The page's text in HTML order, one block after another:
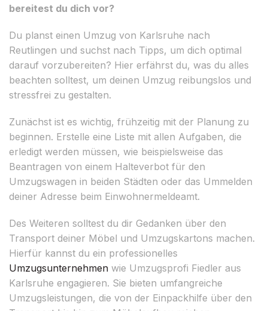
bereitest du dich vor?
Du planst einen Umzug von Karlsruhe nach
Reutlingen und suchst nach Tipps, um dich optimal
darauf vorzubereiten? Hier erfährst du, was du alles
beachten solltest, um deinen Umzug reibungslos und
stressfrei zu gestalten.
Zunächst ist es wichtig, frühzeitig mit der Planung zu
beginnen. Erstelle eine Liste mit allen Aufgaben, die
erledigt werden müssen, wie beispielsweise das
Beantragen von einem Halteverbot für den
Umzugswagen in beiden Städten oder das Ummelden
deiner Adresse beim Einwohnermeldeamt.
Des Weiteren solltest du dir Gedanken über den
Transport deiner Möbel und Umzugskartons machen.
Hierfür kannst du ein professionelles
Umzugsunternehmen wie Umzugsprofi Fiedler aus
Karlsruhe engagieren. Sie bieten umfangreiche
Umzugsleistungen, die von der Einpackhilfe über den